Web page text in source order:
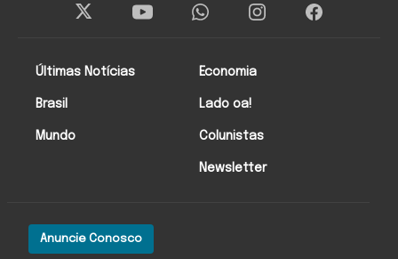
Anuncie Conosco
Últimas Notícias
Brasil
Mundo
Economia
Lado oa!
Colunistas
Newsletter